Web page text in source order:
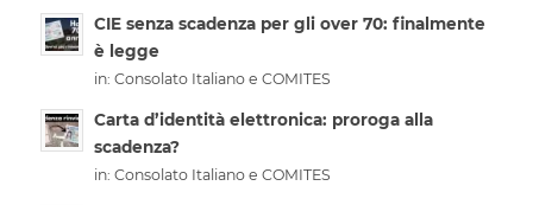
CIE senza scadenza per gli over 70: finalmente
è legge
in: Consolato Italiano e COMITES
Carta d’identità elettronica: proroga alla
scadenza?
in: Consolato Italiano e COMITES